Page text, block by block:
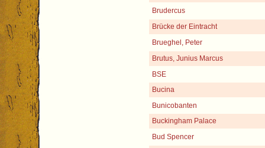
Brudercus
Brücke der Eintracht
Brueghel, Peter
Brutus, Junius Marcus
BSE
Bucina
Bunicobanten
Buckingham Palace
Bud Spencer